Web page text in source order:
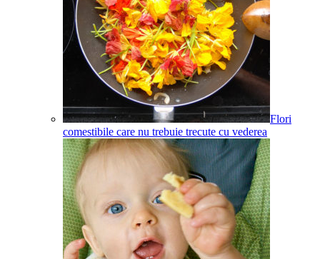
Flori
comestibile care nu trebuie trecute cu vederea